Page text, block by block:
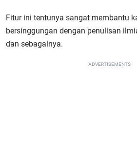
Fitur ini tentunya sangat membantu
bersinggungan dengan penulisan
dan sebagainya.
ADVERTISEMENTS